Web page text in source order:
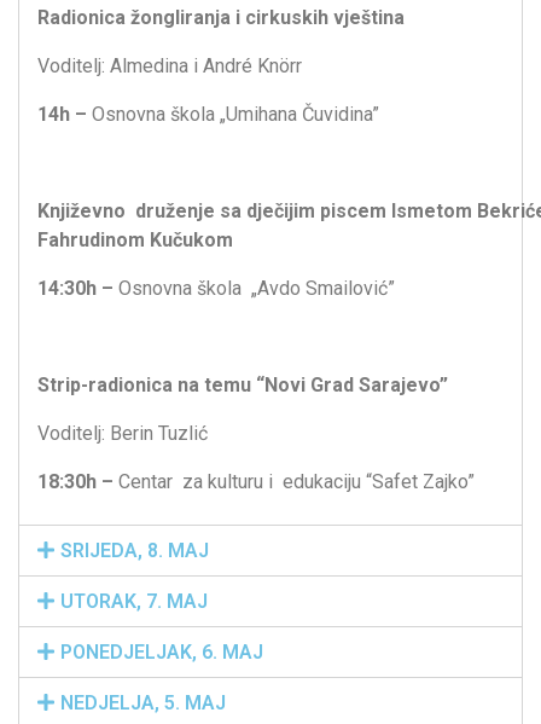
Radionica žongliranja i cirkuskih vještina
Voditelj: Almedina i André Knörr
14h – Osnovna škola „Umihana Čuvidina”
Književno druženje sa dječijim piscem Ismetom
Fahrudinom Kučukom
14:30h – Osnovna škola „Avdo Smailović”
Strip-radionica na temu “Novi Grad Sarajevo”
Voditelj: Berin Tuzlić
18:30h – Centar za kulturu i edukaciju “Safet Zajko”
SRIJEDA, 8. MAJ
UTORAK, 7. MAJ
PONEDJELJAK, 6. MAJ
NEDJELJA, 5. MAJ